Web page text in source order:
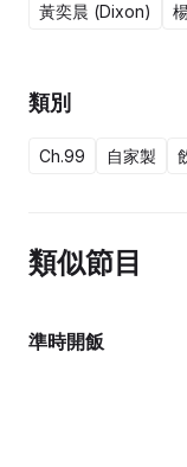
黃奕晨 (Dixon)
類別
Ch.99 自家製
類似節目
準時開飯